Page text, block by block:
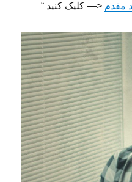
مقدم <— کلیک کنید “